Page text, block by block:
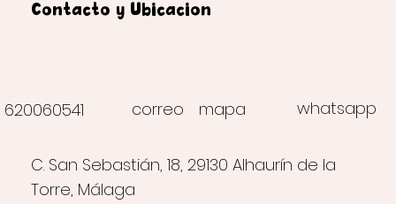
correo
Contacto y Ubicación
620060541 whatsapp
C. San Sebastián, 18, 29130 Alhaurín de la
Torre, Málaga
mapa